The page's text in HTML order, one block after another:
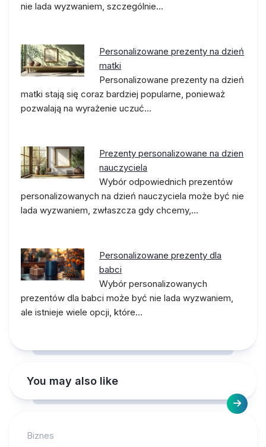
nie lada wyzwaniem, szczególnie…
Personalizowane prezenty na dzień
matki
Personalizowane prezenty na dzień
matki stają się coraz bardziej popularne, ponieważ
pozwalają na wyrażenie uczuć…
Prezenty personalizowane na dzien
nauczyciela
Wybór odpowiednich prezentów
personalizowanych na dzień nauczyciela może być nie
lada wyzwaniem, zwłaszcza gdy chcemy,…
Personalizowane prezenty dla
babci
Wybór personalizowanych
prezentów dla babci może być nie lada wyzwaniem,
ale istnieje wiele opcji, które…
You may also like
Biznes